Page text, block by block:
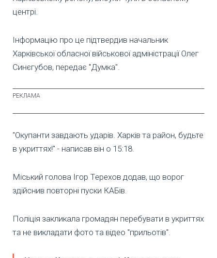
центрі.
Інформацію про це підтвердив начальник
Харківської обласної військової адміністрації Олег
Синєгубов, передає "Думка".
"Окупанти завдають ударів. Харків та район, будьте
в укриттях!" - написав він о 15:18.
Міський голова Ігор Терехов додав, що ворог
здійснив повторні пуски КАБів.
Поліція закликала громадян перебувати в укриттях
та не викладати фото та відео "прильотів".